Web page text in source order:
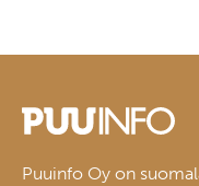
Puuinfo Oy on